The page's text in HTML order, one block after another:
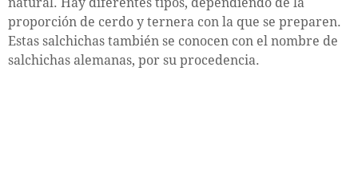
proporción de cerdo y ternera con la que se preparen.
Estas salchichas también se conocen con el nombre de
salchichas alemanas, por su procedencia.